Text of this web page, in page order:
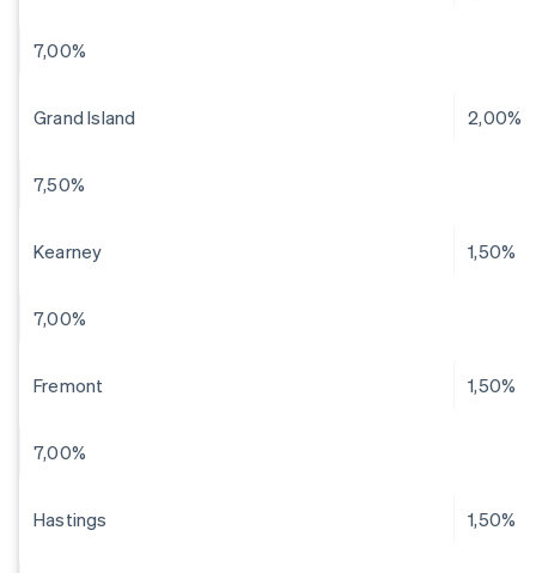
7,00%
Grand Island 2,00%
7,50%
Kearney 1,50%
7,00%
Fremont 1,50%
7,00%
Hastings 1,50%